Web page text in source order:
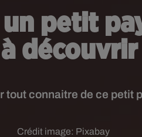
un petit
tout connaitre de ce petit
Crédit image: Pixabay